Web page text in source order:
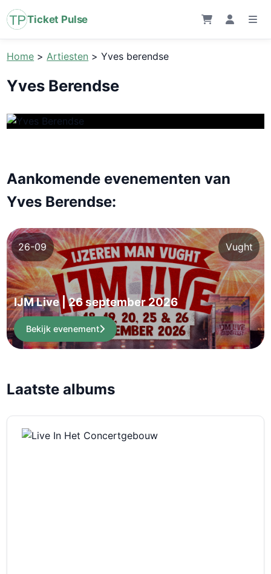
Ticket Pulse
Home >Artiesten >Yves berendse
Yves Berendse
Aankomende evenementen van
Yves Berendse:
Vught
26-09
IJM Live | 26 september 2026
Bekijk evenement
Laatste albums